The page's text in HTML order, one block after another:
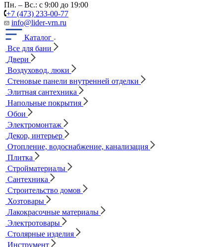
Пн. – Вс.: с 9:00 до 19:00
+7 (473) 233-00-77
info@lider-vrn.ru
Каталог
Все для бани
Двери
Воздуховод, люки
Стеновые панели внутренней отделки
Элитная сантехника
Напольные покрытия
Обои
Электромонтаж
Декор, интерьер
Отопление, водоснабжение, канализация
Плитка
Стройматериалы
Сантехника
Строительство домов
Хозтовары
Лакокрасочные материалы
Электротовары
Столярные изделия
Инструмент